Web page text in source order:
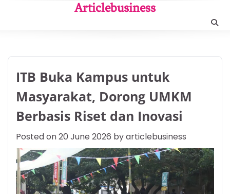
Articlebusiness
ITB Buka Kampus untuk
Masyarakat, Dorong UMKM
Berbasis Riset dan Inovasi
Posted on20 June 2026 byarticlebusiness